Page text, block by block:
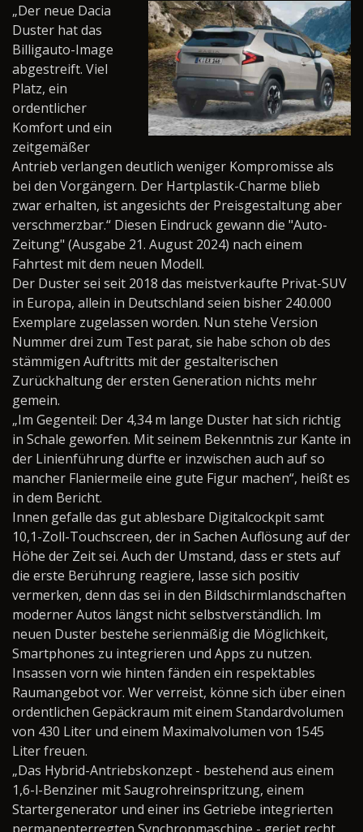
„Der neue Dacia
Duster hat das
Billigauto-Image
abgestreift. Viel
Platz, ein
ordentlicher
Komfort und ein
zeitgemäßer
Antrieb verlangen deutlich weniger Kompromisse als
bei den Vorgängern. Der Hartplastik-Charme blieb
zwar erhalten, ist angesichts der Preisgestaltung aber
verschmerzbar.“ Diesen Eindruck gewann die "Auto-
Zeitung" (Ausgabe 21. August 2024) nach einem
Fahrtest mit dem neuen Modell.
Der Duster sei seit 2018 das meistverkaufte Privat-SUV
in Europa, allein in Deutschland seien bisher 240.000
Exemplare zugelassen worden. Nun stehe Version
Nummer drei zum Test parat, sie habe schon ob des
stämmigen Auftritts mit der gestalterischen
Zurückhaltung der ersten Generation nichts mehr
gemein.
„Im Gegenteil: Der 4,34 m lange Duster hat sich richtig
in Schale geworfen. Mit seinem Bekenntnis zur Kante in
der Linienführung dürfte er inzwischen auch auf so
mancher Flaniermeile eine gute Figur machen“, heißt es
in dem Bericht.
Innen gefalle das gut ablesbare Digitalcockpit samt
10,1-Zoll-Touchscreen, der in Sachen Auflösung auf der
Höhe der Zeit sei. Auch der Umstand, dass er stets auf
die erste Berührung reagiere, lasse sich positiv
vermerken, denn das sei in den Bildschirmlandschaften
moderner Autos längst nicht selbstverständlich. Im
neuen Duster bestehe serienmäßig die Möglichkeit,
Smartphones zu integrieren und Apps zu nutzen.
Insassen vorn wie hinten fänden ein respektables
Raumangebot vor. Wer verreist, könne sich über einen
ordentlichen Gepäckraum mit einem Standardvolumen
von 430 Liter und einem Maximalvolumen von 1545
Liter freuen.
„Das Hybrid-Antriebskonzept - bestehend aus einem
1,6-l-Benziner mit Saugrohreinspritzung, einem
Startergenerator und einer ins Getriebe integrierten
permanenterregten Synchronmaschine - geriet recht